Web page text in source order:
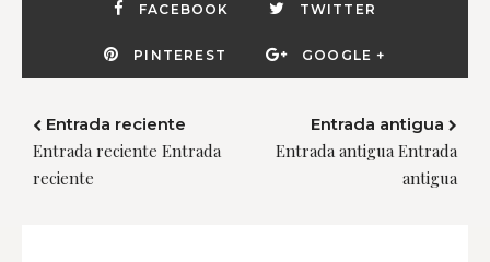
FACEBOOK TWITTER
PINTEREST GOOGLE +
Entrada reciente
Entrada reciente Entrada
reciente
Entrada antigua
Entrada antigua Entrada
antigua